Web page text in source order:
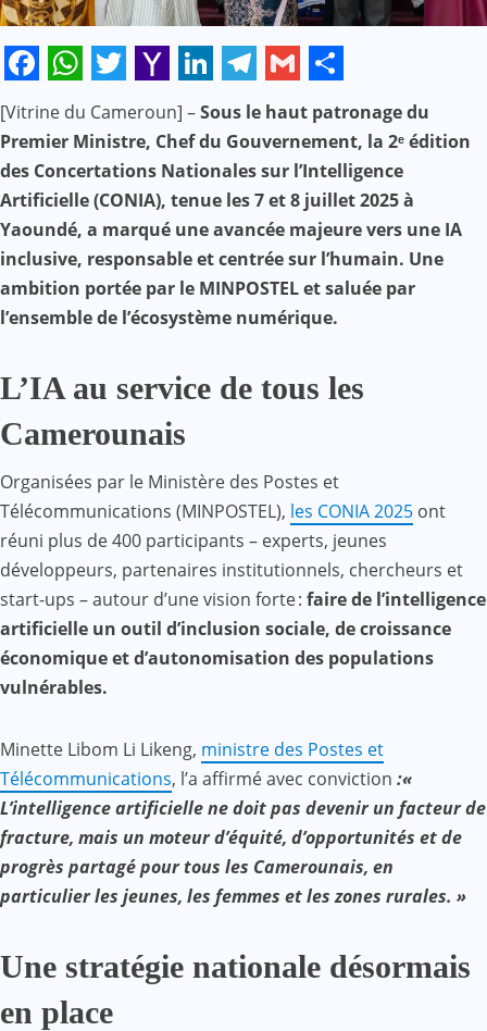
Facebook
WhatsApp
Twitter
Yahoo
Mail
LinkedIn
Telegram
GmailShare
[Vitrine du Cameroun] –Sous le haut patronage du
Premier Ministre, Chef du Gouvernement, la 2ᵉ édition
des Concertations Nationales sur l’Intelligence
Artificielle (CONIA), tenue les 7 et 8 juillet 2025 à
Yaoundé, a marqué une avancée majeure vers une IA
inclusive, responsable et centrée sur l’humain. Une
ambition portée par le MINPOSTEL et saluée par
l’ensemble de l’écosystème numérique.
L’IA au service de tous les
Camerounais
Organisées par le Ministère des Postes et
Télécommunications (MINPOSTEL), les CONIA 2025 ont
réuni plus de 400 participants – experts, jeunes
développeurs, partenaires institutionnels, chercheurs et
start-ups – autour d’une vision forte : faire de l’intelligence
artificielle un outil d’inclusion sociale, de croissance
économique et d’autonomisation des populations
vulnérables.
Minette Libom Li Likeng, ministre des Postes et
Télécommunications, l’a affirmé avec conviction :«
L’intelligence artificielle ne doit pas devenir un facteur de
fracture, mais un moteur d’équité, d’opportunités et de
progrès partagé pour tous les Camerounais, en
particulier les jeunes, les femmes et les zones rurales. »
Une stratégie nationale désormais
en place